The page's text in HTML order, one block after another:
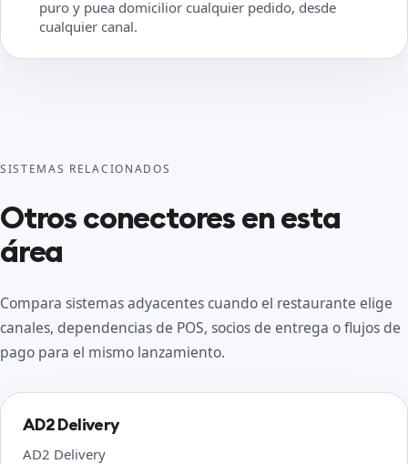
puro y puea domicilior cualquier pedido, desde
cualquier canal.
SISTEMAS RELACIONADOS
Otros conectores en esta
área
Compara sistemas adyacentes cuando el restaurante elige
canales, dependencias de POS, socios de entrega o flujos de
pago para el mismo lanzamiento.
AD2 Delivery
AD2 Delivery